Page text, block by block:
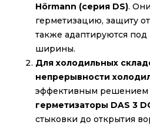
Hörmann (серия DS).
герметизацию, защиту
также адаптируются под
ширины.
Для холодильных
непрерывности
эффективным решением
герметизаторы DAS 3
стыковки до открытия